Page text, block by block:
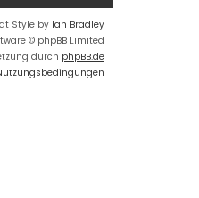
Style by Ian Bradley
© phpBB Limited
durch phpBB.de